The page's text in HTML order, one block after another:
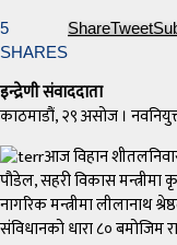
5
SHARES
ShareTweet
इन्द्रेणी संवाददाता
काठमाडौं, २९ असोज ।
आज विहान
पौडेल, सहरी विकास मन्त्रीमा
नागरिक मन्त्रीमा लीलानाथ
संविधानको धारा ८० बमोजिम